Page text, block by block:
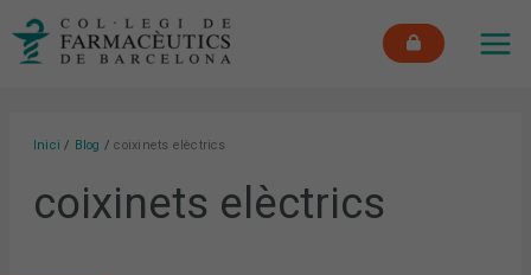
Inici Blog coixinets elèctrics
coixinets elèctrics